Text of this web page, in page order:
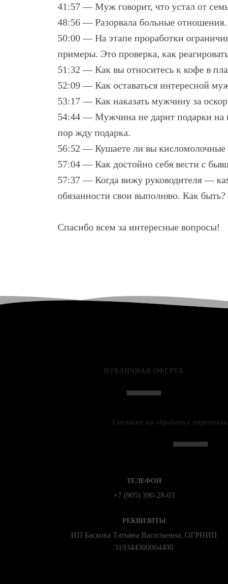
41:57 — Муж говорит, что устал от
48:56 — Разорвала больные отношения.
50:00 — На этапе проработки
примеры. Это проверка, как
51:32 — Как вы относитесь к кофе в
52:09 — Как оставаться интересной
53:17 — Как наказать мужчину за
54:44 — Мужчина не дарит подарки на
пор жду подарка.
56:52 — Кушаете ли вы кисломолочные
57:04 — Как достойно себя вести с
57:37 — Когда вижу руководителя —
обязанности свои выполняю. Как быть?
Спасибо всем за интересные вопросы!
ПУБЛИЧНАЯ ОФЕРТА
Согласие на обработку
ТЕЛЕФОН
+7 (905) 390-28-03
РЕКВИЗИТЫ
ИП Баскова Татьяна Васильевна, ОГРНИП
319344300064400